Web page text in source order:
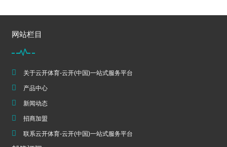
网站栏目
关于云开体育-云开(中国)一站式服务平台
产品中心
新闻动态
招商加盟
联系云开体育-云开(中国)一站式服务平台